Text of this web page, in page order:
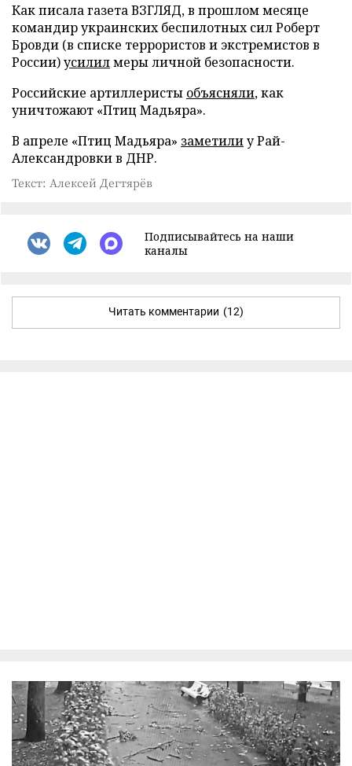
Как писала газета ВЗГЛЯД, в прошлом месяце
командир украинских беспилотных сил Роберт
Бровди (в списке террористов и экстремистов в
России)усилилмеры личной безопасности.
Российские артиллеристы объясняли, как
уничтожают «Птиц Мадьяра».
В апреле «Птиц Мадьяра» заметилиу Рай-
Александровки в ДНР.
Текст: Алексей Дегтярёв
Подписывайтесь на наши
каналы
Читать комментарии (12)